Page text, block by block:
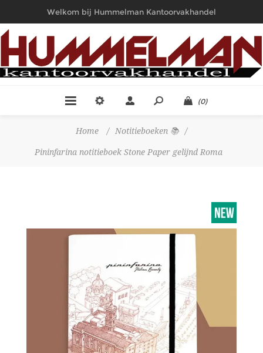
Welkom bij Hummelman Kantoorvakhandel
(0)
Home / Notitieboeken 📚 /
Pininfarina notitieboek Stone Paper gelijnd Roma